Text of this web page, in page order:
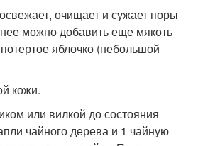
очищает и сужает поры
можно добавить еще мякоть
яблочко (небольшой
кожи.
или вилкой до состояния
чайного дерева и 1 чайную